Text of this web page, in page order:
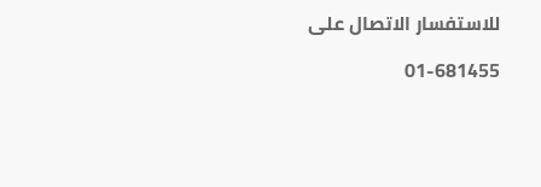
للاستفسار الاتصال على
01-681455